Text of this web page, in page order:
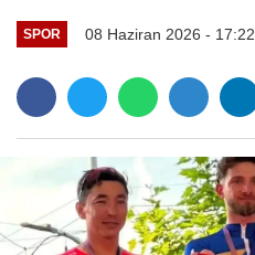
SPOR 08 Haziran 2026 - 17:22